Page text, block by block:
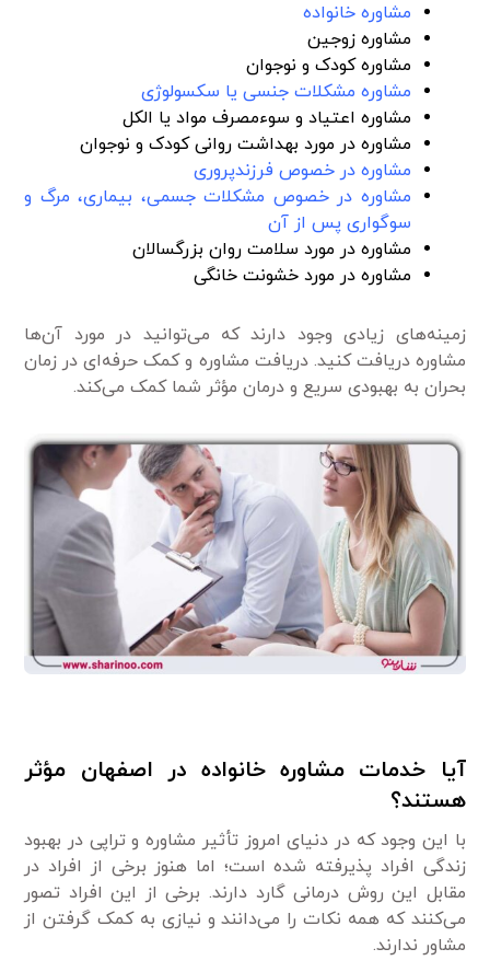
مشاوره خانواده
مشاوره زوجین
مشاوره کودک و نوجوان
مشاوره مشکلات جنسی یا سکسولوژی
مشاوره اعتیاد و سوءمصرف مواد یا الکل
مشاوره در مورد بهداشت روانی کودک و نوجوان
مشاوره در خصوص فرزندپروری
مشاوره در خصوص مشکلات جسمی، بیماری، مرگ و
سوگواری پس از آن
مشاوره در مورد سلامت روان بزرگسالان
مشاوره در مورد خشونت خانگی
زمینه‌های زیادی وجود دارند که می‌توانید در مورد آن‌ها
مشاوره دریافت کنید. دریافت مشاوره و کمک حرفه‌ای در زمان
بحران‌ به بهبودی سریع و درمان مؤثر شما کمک می‌کند.
آیا خدمات مشاوره خانواده در اصفهان مؤثر
هستند؟
با این وجود که در دنیای امروز تأثیر مشاوره و تراپی در بهبود
زندگی افراد پذیرفته شده است؛ اما هنوز برخی از افراد در
مقابل این روش درمانی گارد دارند. برخی از این افراد تصور
می‌کنند که همه نکات را می‌دانند و نیازی به کمک گرفتن از
مشاور ندارند.